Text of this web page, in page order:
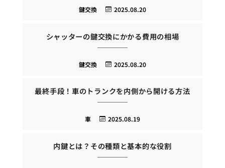
2025.08.20
鍵交換
シャッターの鍵交換にかかる費用の相場
2025.08.20
鍵交換
最終手段！車のトランクを内側から開ける方法
2025.08.19
車
内鍵とは？その種類と基本的な役割